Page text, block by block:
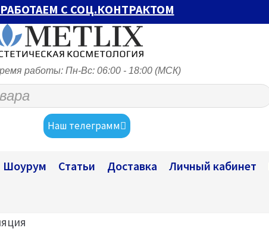
РАБОТАЕМ С СОЦ.КОНТРАКТОМ
работы: Пн-Вс: 06:00 - 18:00 (МСК)
Наш телеграмм
Шоурум Статьи Доставка Личный кабинет